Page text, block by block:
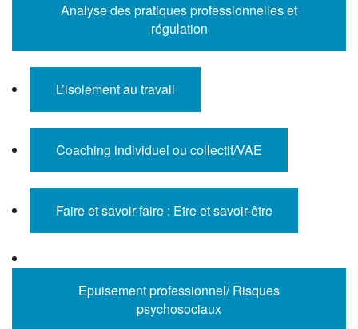
Analyse des pratiques professionnelles et
régulation
L’isolement au travail
Coaching individuel ou collectif/VAE
Faire et savoir-faire ; Etre et savoir-être
Epuisement professionnel/ Risques
psychosociaux